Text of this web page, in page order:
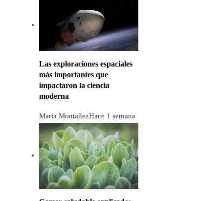
Las exploraciones espaciales
más importantes que
impactaron la ciencia
moderna
Maria MontañezHace 1 semana